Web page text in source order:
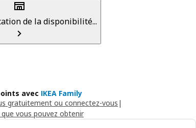
de la disponibilité...
avec IKEA Family
gratuitement ou connectez-vous |
vous pouvez obtenir